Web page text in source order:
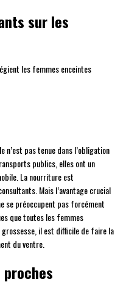
sur les
les femmes enceintes
n’est pas tenue dans l’obligation
publics, elles ont un
La nourriture est
Mais l’avantage crucial
se préoccupent pas forcément
que toutes les femmes
il est difficile de faire la
du ventre.